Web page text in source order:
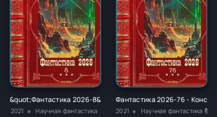
&quot;Фантастика 2026-8&quot;. Компиляция. Книги 1-30 -
2021 Научная фантастика
Фантастика 2026-76 -
2021 Научная фантастика